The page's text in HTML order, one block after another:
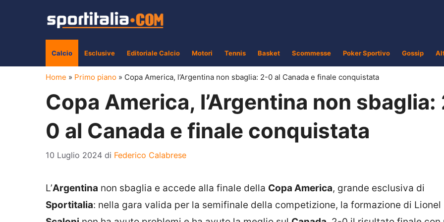
Calcio Esclusive Editoriale Calcio Motori Tennis Basket Scommesse Poker Sportivo Gossip
Home » Primo piano » Copa America, l’Argentina non sbaglia: 2-0 al Canada e finale conquistata
Copa America, l’Argentina non sbaglia:
0 al Canada e finale conquistata
10 Luglio 2024 di Federico Calabrese
L’Argentina non sbaglia e accede alla finale della Copa America, grande esclusiva di
Sportitalia: nella gara valida per la semifinale della competizione, la formazione di Lionel